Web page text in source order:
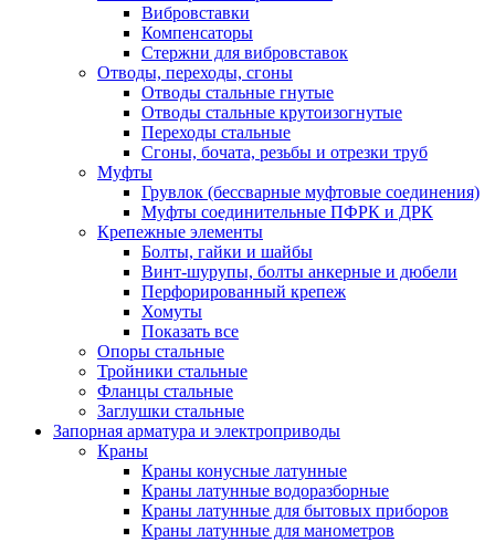
Вибровставки
Компенсаторы
Стержни для вибровставок
Отводы, переходы, сгоны
Отводы стальные гнутые
Отводы стальные крутоизогнутые
Переходы стальные
Сгоны, бочата, резьбы и отрезки труб
Муфты
Грувлок (бессварные муфтовые соединения)
Муфты соединительные ПФРК и ДРК
Крепежные элементы
Болты, гайки и шайбы
Винт-шурупы, болты анкерные и дюбели
Перфорированный крепеж
Хомуты
Показать все
Опоры стальные
Тройники стальные
Фланцы стальные
Заглушки стальные
Запорная арматура и электроприводы
Краны
Краны конусные латунные
Краны латунные водоразборные
Краны латунные для бытовых приборов
Краны латунные для манометров